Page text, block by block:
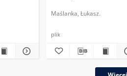
Maślanka, Łukasz.
plik